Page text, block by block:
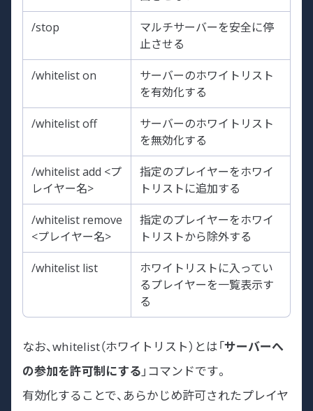
/stop
マルチサーバーを安全に停
止させる
/whitelist on
サーバーのホワイトリスト
を有効化する
/whitelist off
サーバーのホワイトリスト
を無効化する
/whitelist add <プ
レイヤー名>
指定のプレイヤーをホワイ
トリストに追加する
/whitelist remove
<プレイヤー名>
指定のプレイヤーをホワイ
トリストから除外する
/whitelist list
ホワイトリストに入ってい
るプレイヤーを一覧表示す
る
なお、whitelist（ホワイトリスト）とは「サーバーへ
の参加を許可制にする 」コマンドです。
有効化することで、あらかじめ許可されたプレイヤ